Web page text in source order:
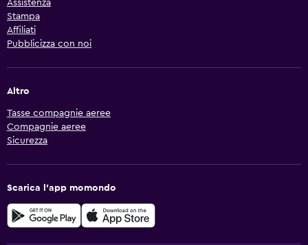
Assistenza
Stampa
Affiliati
Pubblicizza con noi
Altro
Tasse compagnie aeree
Compagnie aeree
Sicurezza
Scarica l'app momondo